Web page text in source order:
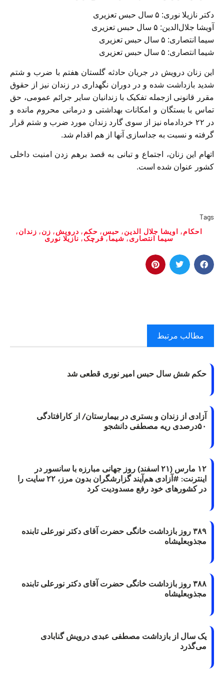
دکتر نازیلا نوری: ۵ سال حبس تعزیری
آویشا جلال‌الدین: ۵ سال حبس تعزیری
سیما انتصاری: ۵ سال حبس تعزیری
شیما انتصاری: ۵ سال حبس تعزیری
این زنان درویش در جریان حادثه گلستان هفتم با ضرب و شتم
شدید بازداشت شده و در دوران نگهداری در زندان نیز از حقوق
مقرر قانونی ازجمله تفکیک با زندانیان سایر جرائم عمومی، حق
تماس با بستگان و امکانات بهداشتی و درمانی محروم مانده و
در ۲۲ خردادماه نیز از سوی گارد زندان مورد ضرب و شتم قرار
گرفته و نسبت به جداسازی آنها از هم اقدام شد.
اتهام این زنان، اجتماع و تبانی به قصد برهم زدن امنیت داخلی
کشور عنوان شده است.
Tags
احکام, اویشا جلال‌ الدین, حبس, حکم, درویش, زن, زندان,
سیما انتصاری,شیما,قرچک, نازیلا نوری
مطالب مرتبط
حکم شش سال حبس امیر نوری قطعی شد
آزادی از زندان و بستری در بیمارستان/ از کارافتادگی
۵۰درصدی ریه مصطفی دانشجو
۱۲ مارس (۲۱ اسفند) روز جهانی مبارزه با سانسور در
اینترنت: #آزادی هم‌آیند گزارشگران‌ بدون مرز، ۲۲ سایت را
در کشورهای خود رفع مسدودیت کرد
۳۸۹ روز بازداشت خانگی حضرت آقای دکتر نورعلی تابنده
مجذوبعلیشاه
۳۸۸ روز بازداشت خانگی حضرت آقای دکتر نورعلی تابنده
مجذوبعلیشاه
یک سال از بازداشت مصطفی عبدی درویش گنابادی
می‌گذرد